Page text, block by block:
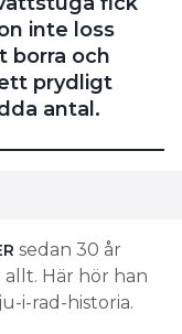
inte loss
borra och
prydligt
antal.
sedan 30 år
Här hör han
i-rad-historia.